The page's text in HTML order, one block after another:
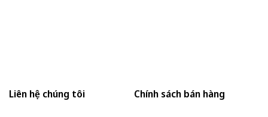
Liên hệ chúng tôi Chính sách bán hàng